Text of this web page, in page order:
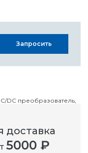
DC преобразователь,
Запросить
доставка
5000 ₽